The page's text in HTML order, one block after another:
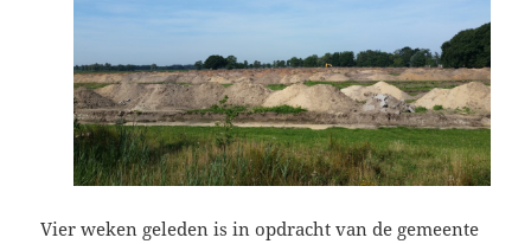
Vier weken geleden is in opdracht van de gemeente